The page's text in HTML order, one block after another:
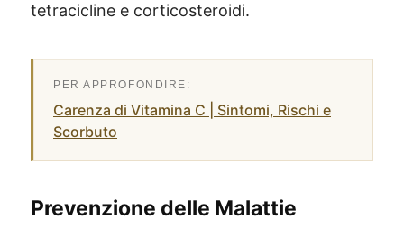
tetracicline e corticosteroidi.
Carenza di Vitamina C | Sintomi, Rischi e
Scorbuto
Prevenzione delle Malattie